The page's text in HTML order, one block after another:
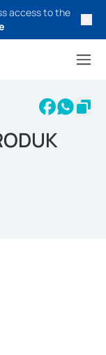
access to the